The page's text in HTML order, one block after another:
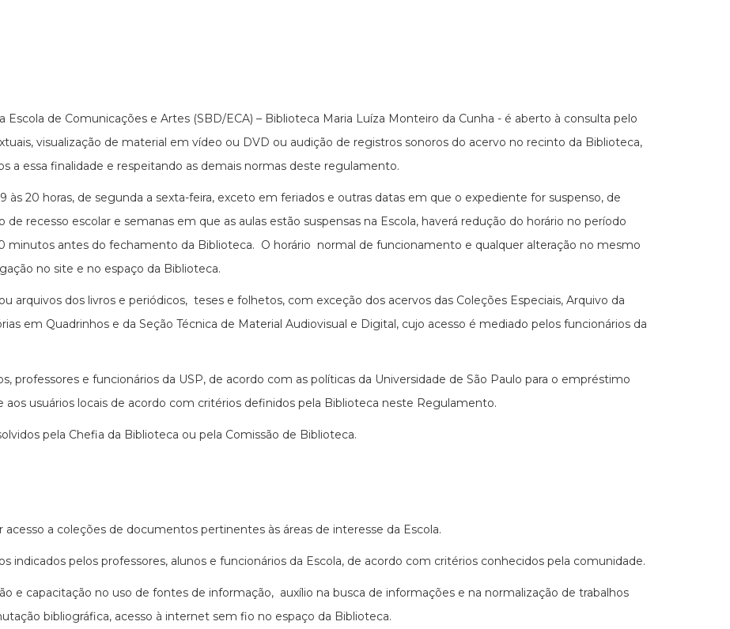
de Comunicações e Artes (SBD/ECA) – Biblioteca Maria Luíza Monteiro da Cunha - é aberto à consulta pelo
visualização de material em vídeo ou DVD ou audição de registros sonoros do acervo no recinto da Biblioteca,
a essa finalidade e respeitando as demais normas deste regulamento.
20 horas, de segunda a sexta-feira, exceto em feriados e outras datas em que o expediente for suspenso, de
recesso escolar e semanas em que as aulas estão suspensas na Escola, haverá redução do horário no período
minutos antes do fechamento da Biblioteca. O horário normal de funcionamento e qualquer alteração no mesmo
no site e no espaço da Biblioteca.
arquivos dos livros e periódicos, teses e folhetos, com exceção dos acervos das Coleções Especiais, Arquivo da
em Quadrinhos e da Seção Técnica de Material Audiovisual e Digital, cujo acesso é mediado pelos funcionários da
e funcionários da USP, de acordo com as políticas da Universidade de São Paulo para o empréstimo
aos usuários locais de acordo com critérios definidos pela Biblioteca neste Regulamento.
pela Chefia da Biblioteca ou pela Comissão de Biblioteca.
a coleções de documentos pertinentes às áreas de interesse da Escola.
pelos professores, alunos e funcionários da Escola, de acordo com critérios conhecidos pela comunidade.
e capacitação no uso de fontes de informação, auxílio na busca de informações e na normalização de trabalhos
bibliográfica, acesso à internet sem fio no espaço da Biblioteca.